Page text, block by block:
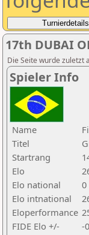
17th DUBAI
Die Seite wurde zuletzt
Spieler Info
Name
Titel
Startrang
Elo
Elo national
0
Elo intnational
Eloperformance
FIDE Elo +/-
-